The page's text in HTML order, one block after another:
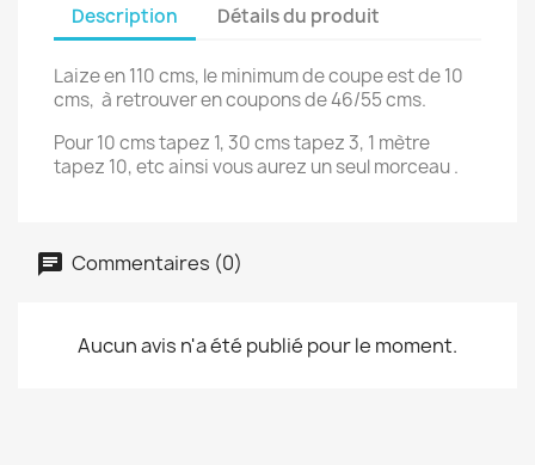
Description Détails du produit
Laize en 110 cms, le minimum de coupe est de 10
cms, à retrouver en coupons de 46/55 cms.
Pour 10 cms tapez 1, 30 cms tapez 3, 1 mètre
tapez 10, etc ainsi vous aurez un seul morceau .
Commentaires (0)
Aucun avis n'a été publié pour le moment.